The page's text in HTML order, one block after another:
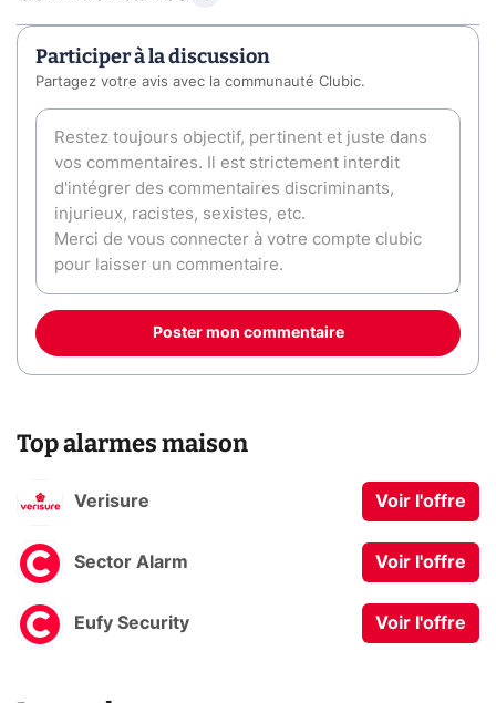
Participer à la discussion
Partagez votre avis avec la communauté Clubic.
Poster mon commentaire
Top alarmes maison
Verisure Voir l'offre
Sector Alarm Voir l'offre
Eufy Security Voir l'offre